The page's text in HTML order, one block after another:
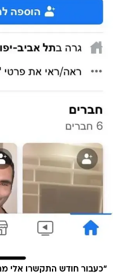
"כעבור חודש התקשרו אלי